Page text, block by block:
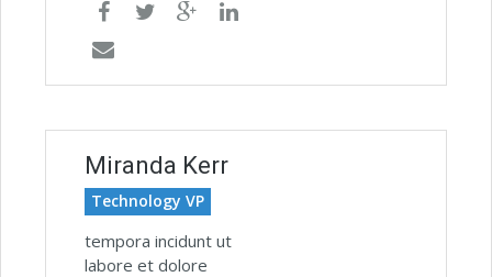
Miranda Kerr
Technology VP
tempora incidunt ut
labore et dolore